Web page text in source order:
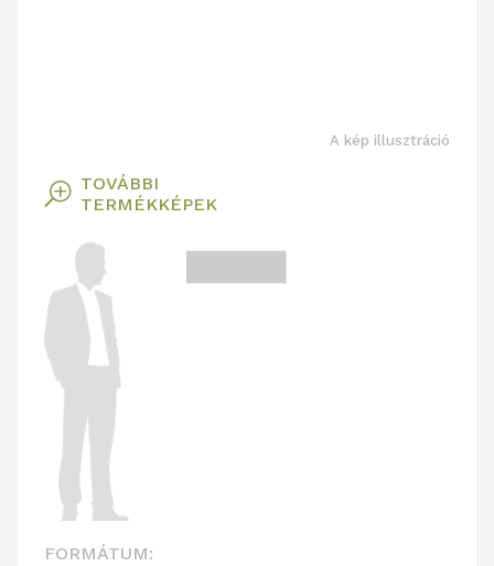
A kép illusztráció
T TOVÁBBI
TERMÉKKÉPEK
FORMÁTUM: